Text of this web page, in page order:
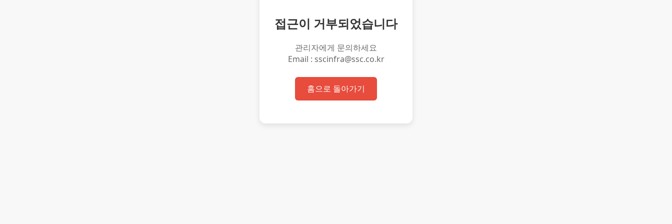
접근이 거부되었습니다
관리자에게 문의하세요
Email : sscinfra@ssc.co.kr
홈으로 돌아가기